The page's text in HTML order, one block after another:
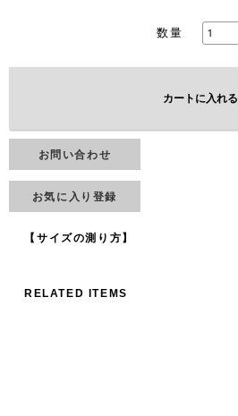
数量
カートに入れる
お問い合わせ
お気に入り登録
【サイズの測り方】
RELATED ITEMS